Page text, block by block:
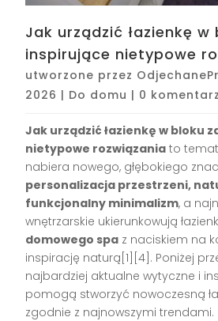
Jak urządzić łazienkę w
inspirujące nietypowe
utworzone przez
2026 | Do domu | 0
Jak urządzić łazienkę w bloku
nietypowe rozwiązania to
nabiera nowego, głębokiego
personalizacja przestrzeni,
funkcjonalny minimalizm, a
wnętrzarskie ukierunkowują
domowego spa z naciskiem na
inspirację naturą[1][4]. Poniżej
najbardziej aktualne wytyczne i
pomogą stworzyć nowoczesną
zgodnie z najnowszymi trendami.